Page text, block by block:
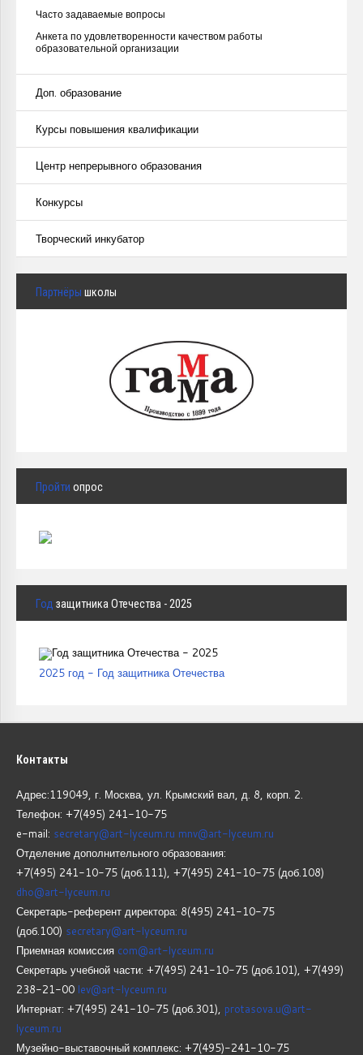
Часто задаваемые вопросы
Анкета по удовлетворенности качеством работы
образовательной организации
Доп. образование
Курсы повышения квалификации
Центр непрерывного образования
Конкурсы
Творческий инкубатор
Партнёры школы
Пройти опрос
Год защитника Отечества - 2025
2025 год - Год защитника Отечества
Контакты
Адрес:119049, г. Москва, ул. Крымский вал, д. 8, корп. 2.
Телефон: +7(495) 241-10-75
e-mail: secretary@art-lyceum.ru mnv@art-lyceum.ru
Отделение дополнительного образования:
+7(495) 241-10-75 (доб.111), +7(495) 241-10-75 (доб.108)
dho@art-lyceum.ru
Секретарь-референт директора: 8(495) 241-10-75
(доб.100) secretary@art-lyceum.ru
Приемная комиссия com@art-lyceum.ru
Секретарь учебной части: +7(495) 241-10-75 (доб.101), +7(499)
238-21-00 lev@art-lyceum.ru
Интернат: +7(495) 241-10-75 (доб.301), protasova.u@art-
lyceum.ru
Музейно-выставочный комплекс: +7(495)-241-10-75